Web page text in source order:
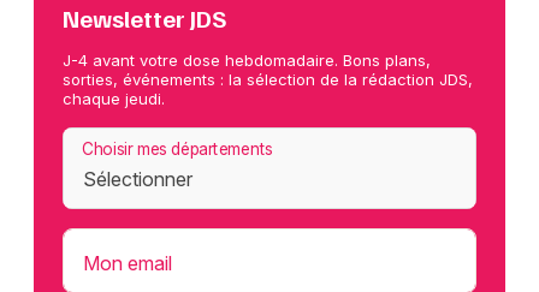
Newsletter JDS
J-4 avant votre dose hebdomadaire. Bons plans,
sorties, événements : la sélection de la rédaction JDS,
chaque jeudi.
Choisir mes départements
Mon email